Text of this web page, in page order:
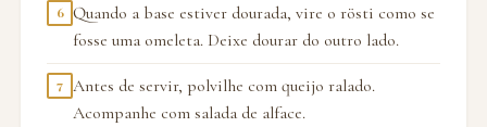
6 Quando a base estiver dourada, vire o rösti como se
fosse uma omeleta. Deixe dourar do outro lado.
7
Antes de servir, polvilhe com queijo ralado.
Acompanhe com salada de alface.